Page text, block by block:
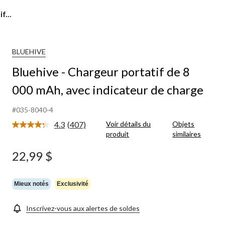
BLUEHIVE
Bluehive - Chargeur portatif de 8
000 mAh, avec indicateur de charge
#035-8040-4
4.3 Lire
la
même
page.
(407)
Voir détails du
produit
Objets
similaires
22,99 $
Mieux notés Exclusivité
Inscrivez-vous aux alertes de soldes